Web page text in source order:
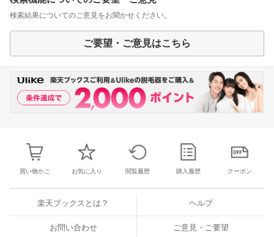
検索結果についてのご意見をお聞かせください。
ご要望・ご意見はこちら
買い物かご お気に入り 閲覧履歴 購入履歴 クーポン
楽天ブックスとは？ ヘルプ
お問い合わせ ご意見・ご要望